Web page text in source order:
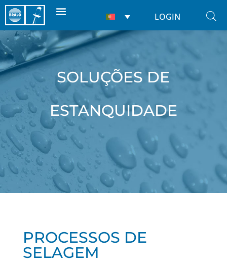
LOGIN
SOLUÇÕES DE
ESTANQUIDADE
PROCESSOS DE
SELAGEM